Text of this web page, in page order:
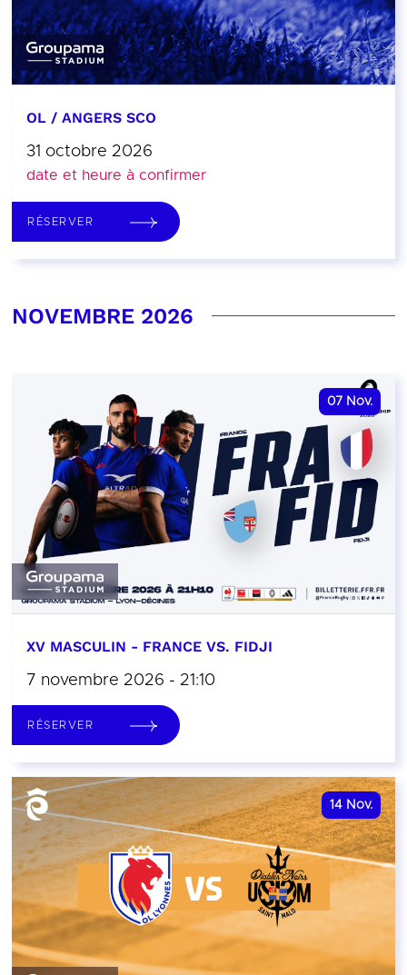
OL / ANGERS SCO
31 octobre 2026
date et heure à confirmer
RÉSERVER
NOVEMBRE 2026
07 Nov.
XV MASCULIN - FRANCE VS. FIDJI
7 novembre 2026 - 21:10
RÉSERVER
14 Nov.